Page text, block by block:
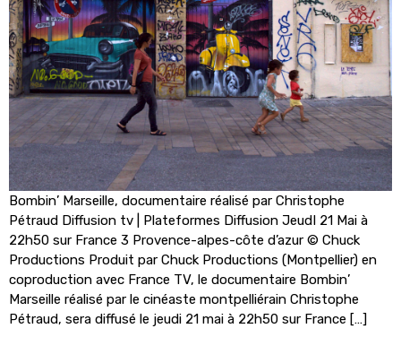
Bombin’ Marseille, documentaire réalisé par Christophe
Pétraud Diffusion tv | Plateformes Diffusion JeudI 21 Mai à
22h50 sur France 3 Provence-alpes-côte d’azur © Chuck
Productions Produit par Chuck Productions (Montpellier) en
coproduction avec France TV, le documentaire Bombin’
Marseille réalisé par le cinéaste montpelliérain Christophe
Pétraud, sera diffusé le jeudi 21 mai à 22h50 sur France […]